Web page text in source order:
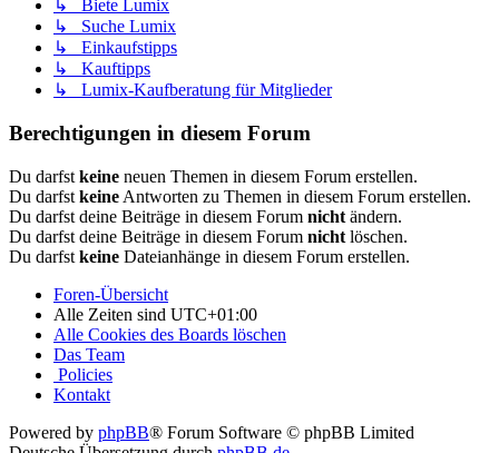
↳ Biete Lumix
↳ Suche Lumix
↳ Einkaufstipps
↳ Kauftipps
↳ Lumix-Kaufberatung für Mitglieder
Berechtigungen in diesem Forum
Du darfst keine neuen Themen in diesem Forum erstellen.
Du darfst keine Antworten zu Themen in diesem Forum erstellen.
Du darfst deine Beiträge in diesem Forum nicht ändern.
Du darfst deine Beiträge in diesem Forum nicht löschen.
Du darfst keine Dateianhänge in diesem Forum erstellen.
Foren-Übersicht
Alle Zeiten sind UTC+01:00
Alle Cookies des Boards löschen
Das Team
Policies
Kontakt
Powered by phpBB® Forum Software © phpBB Limited